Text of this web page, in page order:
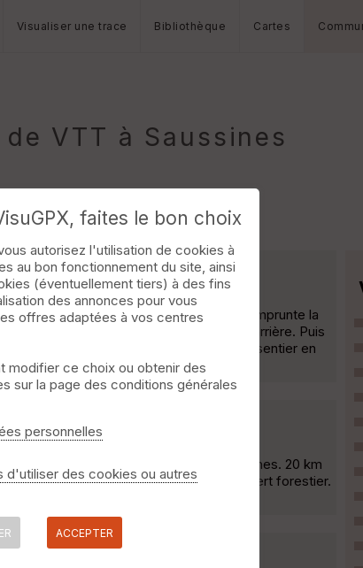
Visualiser une trace Bibliothèque Cartes
VTT à Saussines
de Junas. Pour rejoindre Junas, on emprunte la
puis un petit passage encore dans la carrière. Puis
et sentiers. On passe Vieilleville puis un sentier en
Aspères et retour à travers les collines. 20 km
points de vue et un agréable couvert forestier.
faites le bon choix
autorisez l'utilisation de cookies à
au bon fonctionnement du site, ainsi
(éventuellement tiers) à des fins
des annonces pour vous
offres adaptées à vos centres
modifier ce choix ou obtenir des
sur la page des conditions générales
personnelles
d'utiliser des cookies ou autres
ACCEPTER